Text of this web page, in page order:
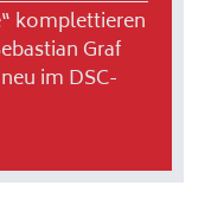
komplettieren
Graf
im DSC-